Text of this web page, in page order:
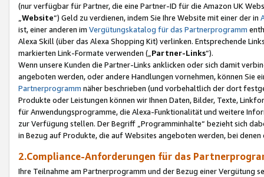
(nur verfügbar für Partner, die eine Partner-ID für die Amazon UK
Website“) Geld zu verdienen, indem Sie Ihre Website mit einer der in
ist, einer anderen im Vergütungskatalog für das Partnerprogramm
Alexa Skill (über das Alexa Shopping Kit) verlinken. Entsprechende
markierten Link-Formate verwenden („ Partner-Links“).
Wenn unsere Kunden die Partner-Links anklicken oder sich damit
angeboten werden, oder andere Handlungen vornehmen, können Sie
Partnerprogramm näher beschrieben (und vorbehaltlich der dort
Produkte oder Leistungen können wir Ihnen Daten, Bilder, Texte,
für Anwendungsprogramme, die Alexa-Funktionalität und weitere
zur Verfügung stellen. Der Begriff „Programminhalte“ bezieht sich
in Bezug auf Produkte, die auf Websites angeboten werden, bei
2.Compliance-Anforderungen für das
Ihre Teilnahme am Partnerprogramm und der Bezug einer Vergütung